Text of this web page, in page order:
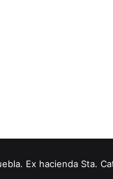
Ex hacienda Sta.